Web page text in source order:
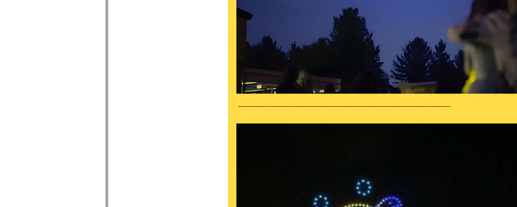
-----------------------------------------------------------------------------------------